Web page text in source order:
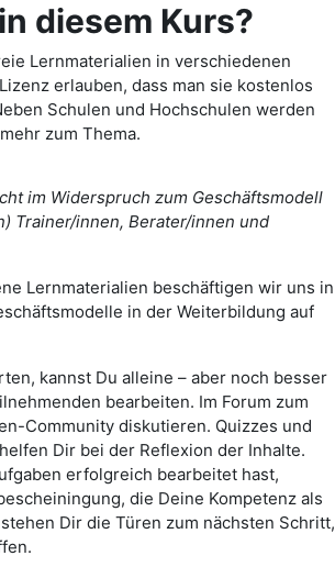
diesem Kurs?
Lernmaterialien in verschiedenen
erlauben, dass man sie kostenlos
Schulen und Hochschulen werden
zum Thema.
im Widerspruch zum Geschäftsmodell
Trainer/innen, Berater/innen und
Lernmaterialien beschäftigen wir uns in
in der Weiterbildung auf
kannst Du alleine – aber noch besser
bearbeiten. Im Forum zum
Community diskutieren. Quizzes und
Dir bei der Reflexion der Inhalte.
erfolgreich bearbeitet hast,
die Deine Kompetenz als
Dir die Türen zum nächsten Schritt,